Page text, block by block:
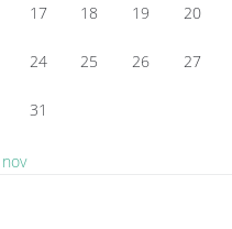
17 18 19 20
24 25 26 27
31